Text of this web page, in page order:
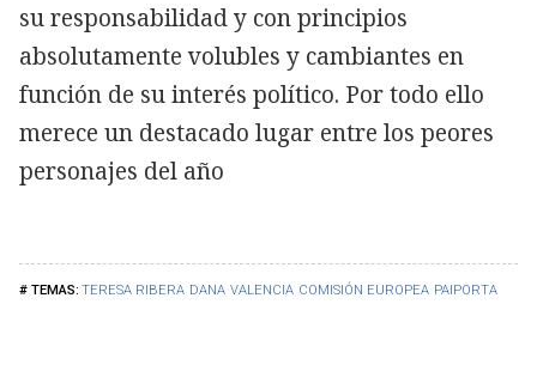
TERESA RIBERA DANA VALENCIA COMISIÓN EUROPEA PAIPORTA
su responsabilidad y con principios
absolutamente volubles y cambiantes en
función de su interés político. Por todo ello
merece un destacado lugar entre los peores
personajes del año